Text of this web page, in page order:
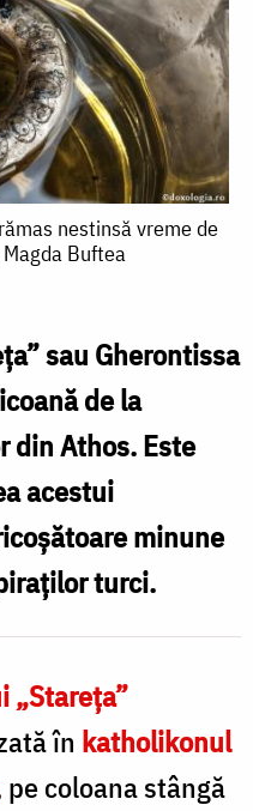
nestinsă vreme de
Buftea
sau Gherontissa
de la
din Athos. Este
acestui
minune
turci.
„Stareţa”
în katholikonul
pe coloana stângă